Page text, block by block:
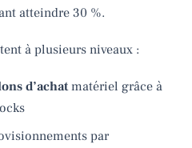
atteindre 30 %.
à plusieurs niveaux :
d’achatmatériel grâce à
par